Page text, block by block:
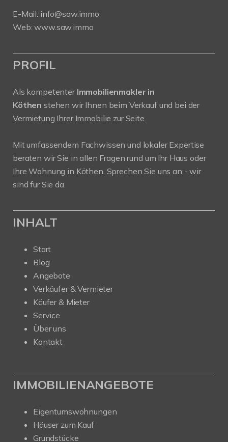
E-Mail: info@saw.immo
Web:www.saw.immo
PROFIL
Als kompetenter Immobilienmakler in
Köthen stehen wir Ihnen beim Verkauf und bei der
Vermietung Ihrer Immobilie zur Seite.
Mit umfassendem Fachwissen und lokaler Expertise
beraten wir Sie in allen Fragen rund um Ihr Haus oder
Ihre Wohnung in Köthen. Sprechen Sie uns an - wir
sind für Sie da.
INHALT
Start
Blog
Angebote
Verkäufer & Vermieter
Käufer & Mieter
Service
Über uns
Kontakt
IMMOBILIENANGEBOTE
Eigentumswohnungen
Häuser zum Kauf
Grundstücke